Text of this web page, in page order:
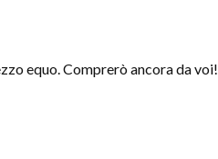
equo. Comprerò ancora da voi!